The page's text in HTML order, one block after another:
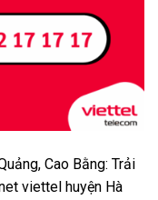
Cao Bằng: Trải
viettel huyện Hà